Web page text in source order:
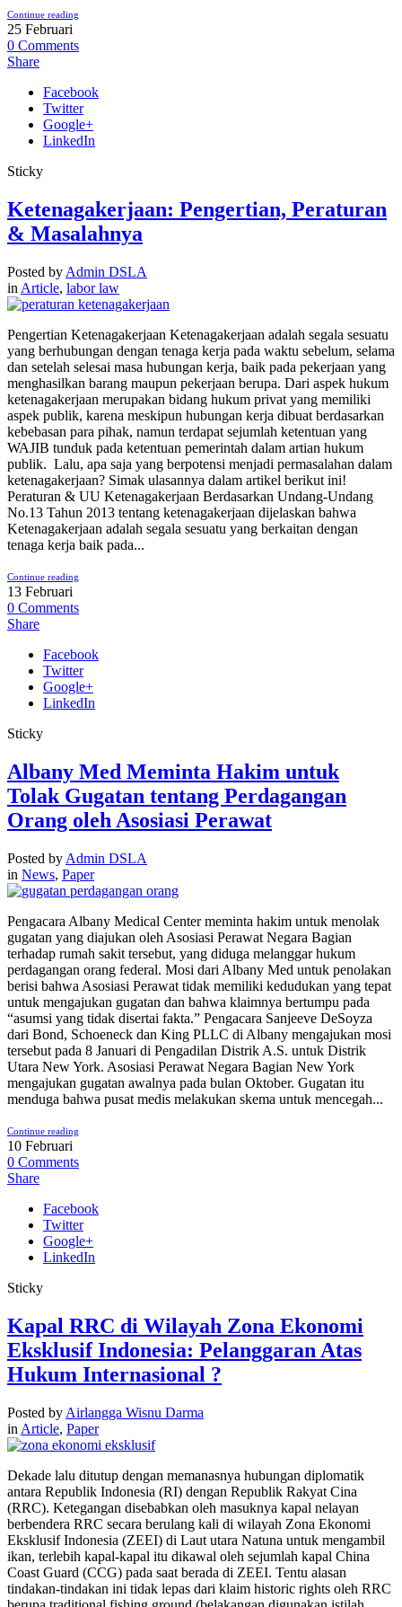
Continue reading
25 Februari
0 Comments
Share
Facebook
Twitter
Google+
LinkedIn
Sticky
Ketenagakerjaan: Pengertian, Peraturan
& Masalahnya
Posted by Admin DSLA
in Article, labor law
Pengertian Ketenagakerjaan Ketenagakerjaan adalah segala sesuatu
yang berhubungan dengan tenaga kerja pada waktu sebelum, selama
dan setelah selesai masa hubungan kerja, baik pada pekerjaan yang
menghasilkan barang maupun pekerjaan berupa. Dari aspek hukum
ketenagakerjaan merupakan bidang hukum privat yang memiliki
aspek publik, karena meskipun hubungan kerja dibuat berdasarkan
kebebasan para pihak, namun terdapat sejumlah ketentuan yang
WAJIB tunduk pada ketentuan pemerintah dalam artian hukum
publik. Lalu, apa saja yang berpotensi menjadi permasalahan dalam
ketenagakerjaan? Simak ulasannya dalam artikel berikut ini!
Peraturan & UU Ketenagakerjaan Berdasarkan Undang-Undang
No.13 Tahun 2013 tentang ketenagakerjaan dijelaskan bahwa
Ketenagakerjaan adalah segala sesuatu yang berkaitan dengan
tenaga kerja baik pada...
Continue reading
13 Februari
0 Comments
Share
Facebook
Twitter
Google+
LinkedIn
Sticky
Albany Med Meminta Hakim untuk
Tolak Gugatan tentang Perdagangan
Orang oleh Asosiasi Perawat
Posted by Admin DSLA
in News, Paper
Pengacara Albany Medical Center meminta hakim untuk menolak
gugatan yang diajukan oleh Asosiasi Perawat Negara Bagian
terhadap rumah sakit tersebut, yang diduga melanggar hukum
perdagangan orang federal. Mosi dari Albany Med untuk penolakan
berisi bahwa Asosiasi Perawat tidak memiliki kedudukan yang tepat
untuk mengajukan gugatan dan bahwa klaimnya bertumpu pada
“asumsi yang tidak disertai fakta.” Pengacara Sanjeeve DeSoyza
dari Bond, Schoeneck dan King PLLC di Albany mengajukan mosi
tersebut pada 8 Januari di Pengadilan Distrik A.S. untuk Distrik
Utara New York. Asosiasi Perawat Negara Bagian New York
mengajukan gugatan awalnya pada bulan Oktober. Gugatan itu
menduga bahwa pusat medis melakukan skema untuk mencegah...
Continue reading
10 Februari
0 Comments
Share
Facebook
Twitter
Google+
LinkedIn
Sticky
Kapal RRC di Wilayah Zona Ekonomi
Eksklusif Indonesia: Pelanggaran Atas
Hukum Internasional ?
Posted by Airlangga Wisnu Darma
in Article, Paper
Dekade lalu ditutup dengan memanasnya hubungan diplomatik
antara Republik Indonesia (RI) dengan Republik Rakyat Cina
(RRC). Ketegangan disebabkan oleh masuknya kapal nelayan
berbendera RRC secara berulang kali di wilayah Zona Ekonomi
Eksklusif Indonesia (ZEEI) di Laut utara Natuna untuk mengambil
ikan, terlebih kapal-kapal itu dikawal oleh sejumlah kapal China
Coast Guard (CCG) pada saat berada di ZEEI. Tentu alasan
tindakan-tindakan ini tidak lepas dari klaim historic rights oleh RRC